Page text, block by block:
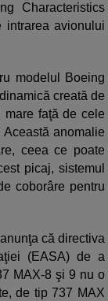
Characteristics
intrarea avionului
modelul Boeing
creată de
mare faţă de cele
anomalie
ceea ce poate
picaj, sistemul
coborâre pentru
că directiva
(EASA) de a
MAX-8 şi 9 nu o
de tip 737 MAX